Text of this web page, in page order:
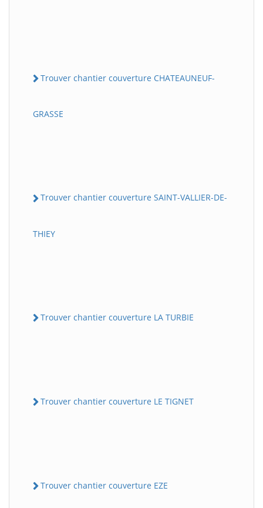
Trouver chantier couverture CHATEAUNEUF-
GRASSE
Trouver chantier couverture SAINT-VALLIER-DE-
THIEY
Trouver chantier couverture LA TURBIE
Trouver chantier couverture LE TIGNET
Trouver chantier couverture EZE